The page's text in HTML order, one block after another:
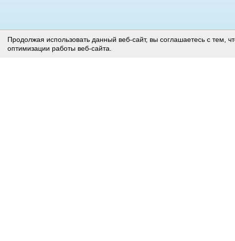
Продолжая использовать данный веб-сайт, вы соглашаетесь с
оптимизации работы веб-сайта.